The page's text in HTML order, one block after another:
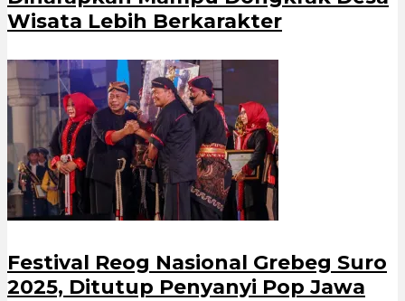
Wisata Lebih Berkarakter
Festival Reog Nasional Grebeg Suro
2025, Ditutup Penyanyi Pop Jawa